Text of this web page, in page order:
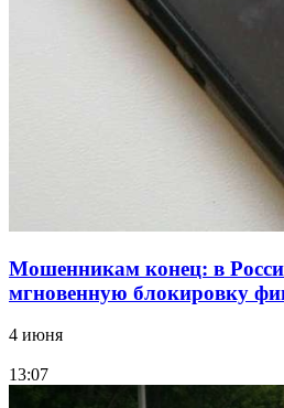
Волгоградские компании
заключены контракты на
Мошенникам конец: в
мгновенную блокировку
4 июня
13:07